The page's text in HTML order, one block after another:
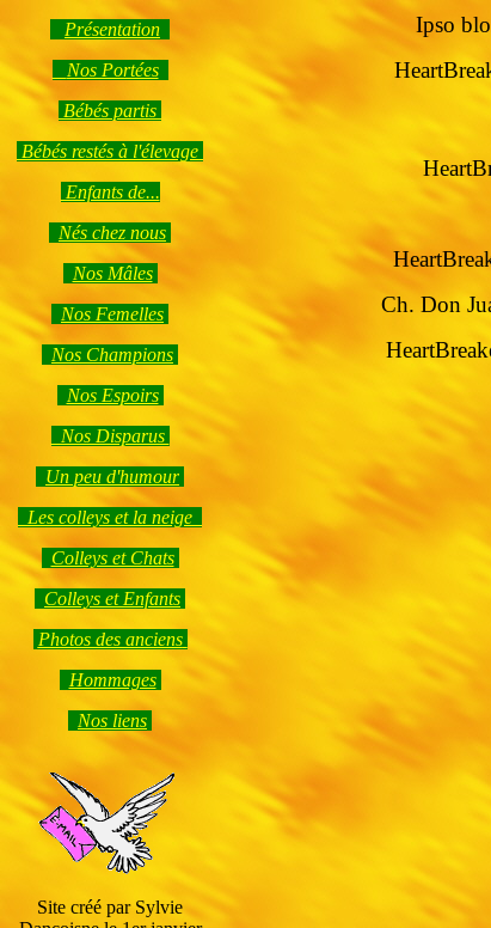
Présentation
Nos Portées
Bébés partis
Bébés restés à l'élevage
Enfants de...
Nés chez nous
Nos Mâles
Nos Femelles
Nos Champions
Nos Espoirs
Nos Disparus
Un peu d'humour
Les colleys et la neige
Colleys et Chats
Colleys et Enfants
Photos des anciens
Hommages
Nos liens
Site créé par Sylvie
Ipso
Eros blue et
Ch. Don